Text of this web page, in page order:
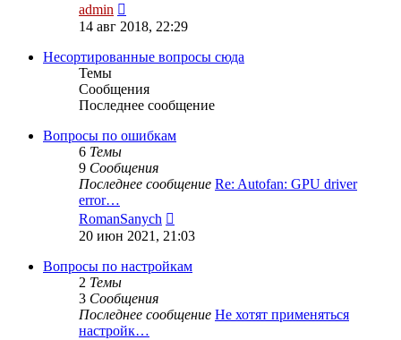
admin
к
сообщению
14 авг 2018, 22:29
Несортированные вопросы сюда
Темы
Сообщения
Последнее сообщение
Вопросы по ошибкам
6 Темы
9 Сообщения
Последнее сообщение Re: Autofan: GPU driver
error…
RomanSanych
к
сообщению
20 июн 2021, 21:03
Вопросы по настройкам
2 Темы
3 Сообщения
Последнее сообщение Не хотят применяться
настройк…